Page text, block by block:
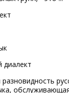
диалект